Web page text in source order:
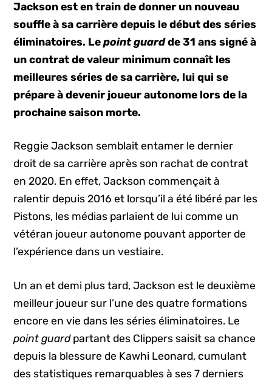
Jackson est en train de donner un nouveau
souffle à sa carrière depuis le début des séries
éliminatoires. Lepoint guardde 31 ans signé à
un contrat de valeur minimum connaît les
meilleures séries de sa carrière, lui qui se
prépare à devenir joueur autonome lors de la
prochaine saison morte.
Reggie Jackson semblait entamer le dernier
droit de sa carrière après son rachat de contrat
en 2020. En effet, Jackson commençait à
ralentir depuis 2016 et lorsqu’il a été libéré par les
Pistons, les médias parlaient de lui comme un
vétéran joueur autonome pouvant apporter de
l’expérience dans un vestiaire.
Un an et demi plus tard, Jackson est le deuxième
meilleur joueur sur l’une des quatre formations
encore en vie dans les séries éliminatoires. Le
point guard partant des Clippers saisit sa chance
depuis la blessure de Kawhi Leonard, cumulant
des statistiques remarquables à ses 7 derniers